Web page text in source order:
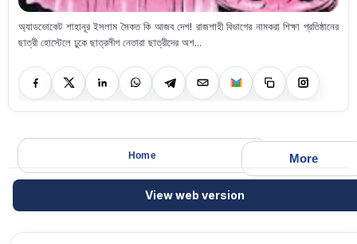
অ্যাডভোকেট শাহানূর ইসলাম সৈকত কি আজব দেশ! রাজশাহী বিভাগের নামকরা শিক্ষা প্রতিষ্ঠানের
ছাত্রী হোস্টেলে ঢুকে ছাত্রলীগ নেতারা ছাত্রীদের অশ...
More
Home
View web version